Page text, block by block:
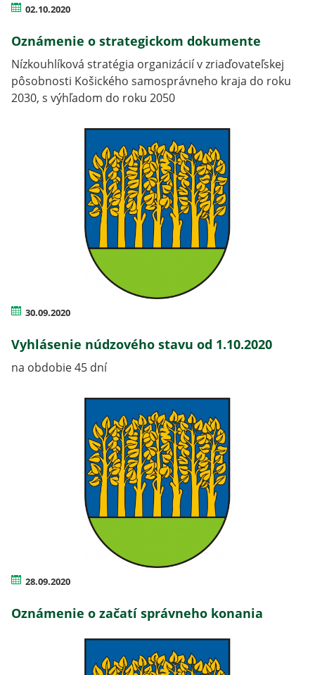
02.10.2020
Oznámenie o strategickom dokumente
Nízkouhlíková stratégia organizácií v zriaďovateľskej
pôsobnosti Košického samosprávneho kraja do roku
2030, s výhľadom do roku 2050
30.09.2020
Vyhlásenie núdzového stavu od 1.10.2020
na obdobie 45 dní
28.09.2020
Oznámenie o začatí správneho konania